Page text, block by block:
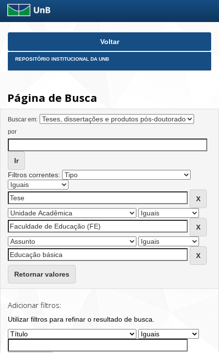
Skip
Voltar
REPOSITÓRIO INSTITUCIONAL DA UNB
Página de Busca
Buscar em:
por
Filtros correntes:
Retornar valores
Adicionar filtros:
Utilizar filtros para refinar o resultado de busca.